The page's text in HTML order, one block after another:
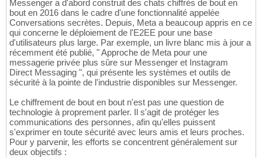
Messenger a d'abord construit des chats chiffrés de bout en
bout en 2016 dans le cadre d'une fonctionnalité appelée
Conversations secrètes. Depuis, Meta a beaucoup appris en ce
qui concerne le déploiement de l'E2EE pour une base
d'utilisateurs plus large. Par exemple, un livre blanc mis à jour a
récemment été publié, " Approche de Meta pour une
messagerie privée plus sûre sur Messenger et Instagram
Direct Messaging ", qui présente les systèmes et outils de
sécurité à la pointe de l'industrie disponibles sur Messenger.
Le chiffrement de bout en bout n'est pas une question de
technologie à proprement parler. Il s'agit de protéger les
communications des personnes, afin qu'elles puissent
s'exprimer en toute sécurité avec leurs amis et leurs proches.
Pour y parvenir, les efforts se concentrent généralement sur
deux objectifs :